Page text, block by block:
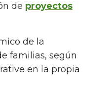
de proyectos
de la
familias, según
en la propia